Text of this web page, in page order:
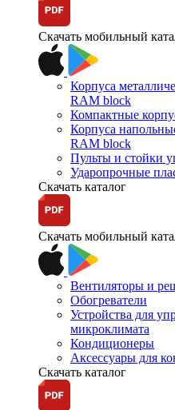
Скачать мобильный
Корпуса
RAM block
Компактные
Корпуса
RAM block
Пульты и стойки
Ударопрочные
Скачать каталог
Скачать мобильный
Вентиляторы и
Обогреватели
Устройства для
микроклимата
Кондиционеры
Аксессуары для
Скачать каталог